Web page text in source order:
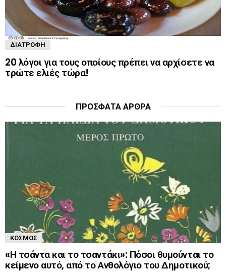
ΔΙΑΤΡΟΦΉ
20 λόγοι για τους οποίους πρέπει να αρχίσετε να
τρώτε ελιές τώρα!
ΠΡΌΣΦΑΤΑ ΆΡΘΡΑ
ΚΌΣΜΟΣ
«Η τσάντα και το τσαντάκι»: Πόσοι θυμούνται το
κείμενο αυτό, από το Ανθολόγιο του Δημοτικού;